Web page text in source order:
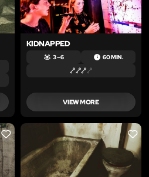
KIDNAPPED
3 – 6 60 MIN.
VIEW MORE
LIKE LIKE